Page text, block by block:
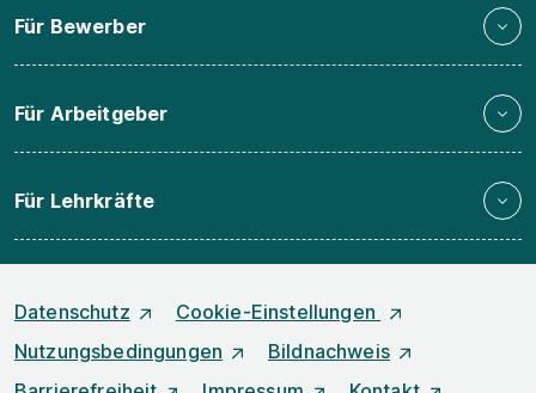
Für Bewerber
Für Arbeitgeber
Für Lehrkräfte
Datenschutz
Cookie-Einstellungen
Nutzungsbedingungen
Bildnachweis